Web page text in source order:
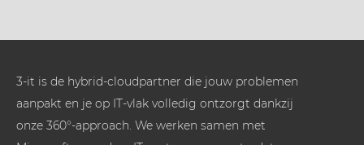
3-it is de hybrid-cloudpartner die jouw problemen
aanpakt en je op IT-vlak volledig ontzorgt dankzij
onze 360°-approach. We werken samen met